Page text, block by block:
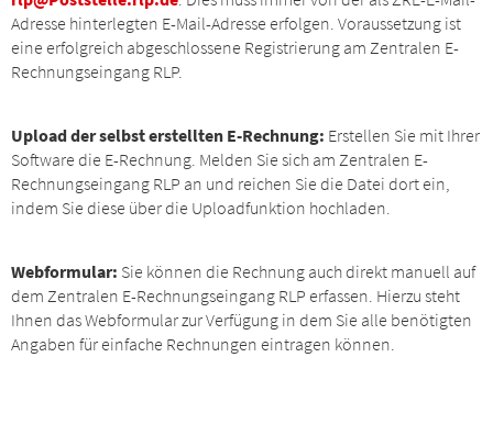
Adresse hinterlegten E-Mail-Adresse erfolgen. Voraussetzung ist
eine erfolgreich abgeschlossene Registrierung am Zentralen E-
Rechnungseingang RLP.
Upload der selbst erstellten E-Rechnung: Erstellen Sie mit Ihrer
Software die E-Rechnung. Melden Sie sich am Zentralen E-
Rechnungseingang RLP an und reichen Sie die Datei dort ein,
indem Sie diese über die Uploadfunktion hochladen.
Webformular: Sie können die Rechnung auch direkt manuell auf
dem Zentralen E-Rechnungseingang RLP erfassen. Hierzu steht
Ihnen das Webformular zur Verfügung in dem Sie alle benötigten
Angaben für einfache Rechnungen eintragen können.